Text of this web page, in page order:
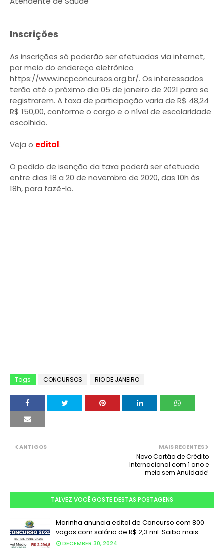
Inscrições
As inscrições só poderão ser efetuadas via internet,
por meio do endereço eletrônico
https://www.incpconcursos.org.br/. Os interessados
terão até o próximo dia 05 de janeiro de 2021 para se
registrarem. A taxa de participação varia de R$ 48,24
R$ 150,00, conforme o cargo e o nível de escolaridade
escolhido.
Veja o edital.
O pedido de isenção da taxa poderá ser efetuado
entre dias 18 a 20 de novembro de 2020, das 10h às
18h, para fazê-lo.
Tags CONCURSOS RIO DE JANEIRO
MAIS RECENTES
Novo Cartão de Crédito
Internacional com 1 ano e
meio sem Anuidade!
ANTIGOS
TALVEZ VOCÊ GOSTE DESTAS POSTAGENS
Marinha anuncia edital de Concurso com 800
vagas com salário de R$ 2,3 mil. Saiba mais
DECEMBER 30, 2024